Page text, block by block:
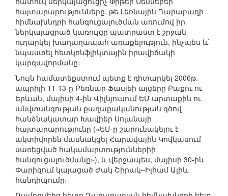
հայտարարությունները, թե Լեռնային Ղարաբաղի
հիմնախնդրի հանգուցալուծման առումով իր
ներկայացրած կառույցը պատրաստ է շրջան
ուղարկել խաղաղապահ առաքելություն, ինչպես և`
նպաստել հետկոնֆլիկտային իրավիճակի
կարգավորմանը։
Նույն համատեքստում պետք է դիտարկել 2006թ.
ապրիլի 11-13-ը Բեռնար Ֆասյեի այցերը Բաքու ու
Երևան, մայիսի 4-ին Վիլնյուսում ԵՄ արտաքին ու
անվտանգության քաղաքականության գծով
հանձնակատար Խավիեր Սոլանայի
հայտարարությունը («ԵՄ-ը շարունակելու է
ակտիվորեն մասնակցել Հարավային Կովկասում
սառեցված հակամարտություններիի
հանգուցալուծմանը»), և վերջապես, մայիսի 30-ին
Փարիզում կայացած Ժակ Շիրակ–Իլհամ Ալիև
հանդիպումը։